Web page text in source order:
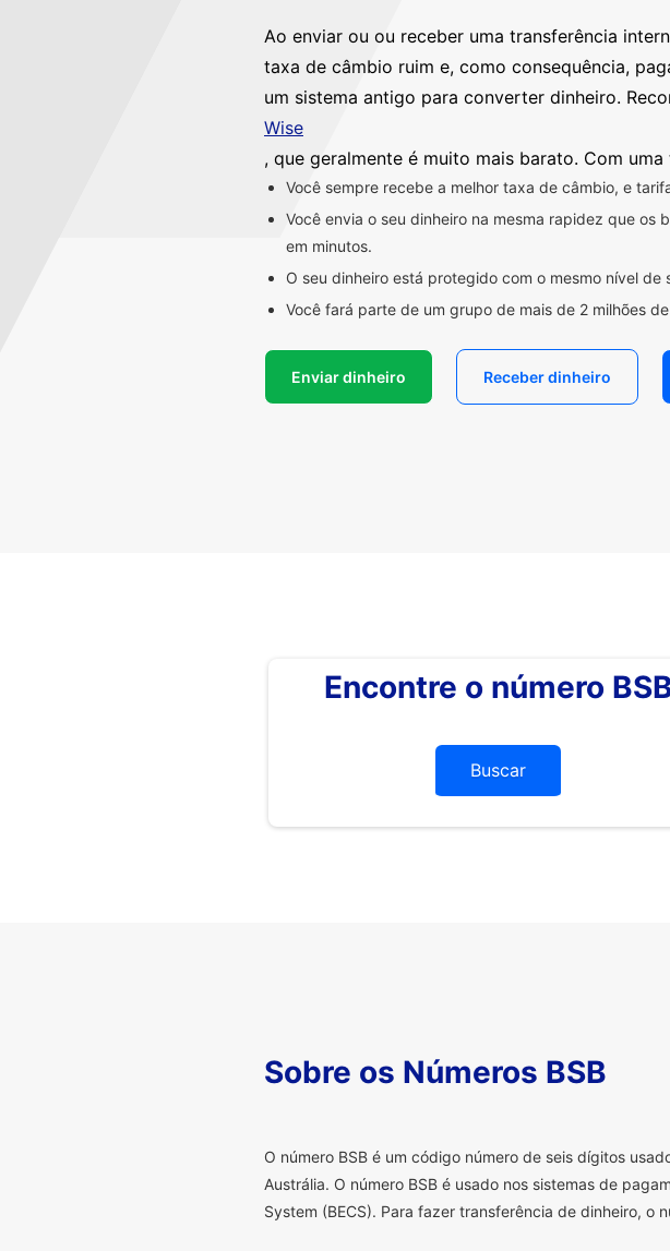
Ao enviar ou ou receber uma transferência
taxa de câmbio ruim e, como consequência,
um sistema antigo para converter dinheiro.
Wise
, que geralmente é muito mais barato. Com
Você sempre recebe a melhor taxa de câmbio, e
Você envia o seu dinheiro na mesma rapidez que os
em minutos.
O seu dinheiro está protegido com o mesmo nível de
Você fará parte de um grupo de mais de 2 milhões
Enviar dinheiro Receber dinheiro
Encontre o número
Buscar
Sobre os Números BSB
O número BSB é um código número de seis dígitos
Austrália. O número BSB é usado nos sistemas de
System (BECS). Para fazer transferência de dinheiro, o